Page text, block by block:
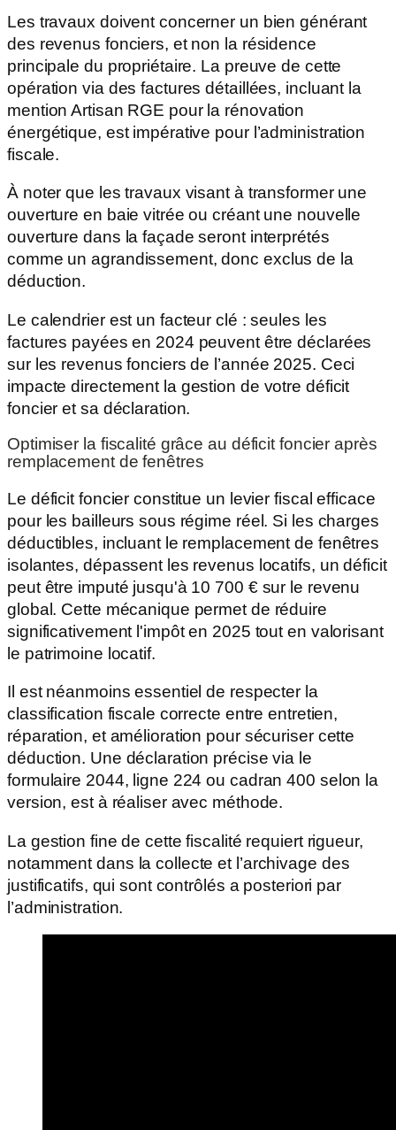
Les travaux doivent concerner un bien générant
des revenus fonciers, et non la résidence
principale du propriétaire. La preuve de cette
opération via des factures détaillées, incluant la
mention Artisan RGE pour la rénovation
énergétique, est impérative pour l’administration
fiscale.
À noter que les travaux visant à transformer une
ouverture en baie vitrée ou créant une nouvelle
ouverture dans la façade seront interprétés
comme un agrandissement, donc exclus de la
déduction.
Le calendrier est un facteur clé : seules les
factures payées en 2024 peuvent être déclarées
sur les revenus fonciers de l’année 2025. Ceci
impacte directement la gestion de votre déficit
foncier et sa déclaration.
Optimiser la fiscalité grâce au déficit foncier après
remplacement de fenêtres
Le déficit foncier constitue un levier fiscal efficace
pour les bailleurs sous régime réel. Si les charges
déductibles, incluant le remplacement de fenêtres
isolantes, dépassent les revenus locatifs, un déficit
peut être imputé jusqu'à 10 700 € sur le revenu
global. Cette mécanique permet de réduire
significativement l'impôt en 2025 tout en valorisant
le patrimoine locatif.
Il est néanmoins essentiel de respecter la
classification fiscale correcte entre entretien,
réparation, et amélioration pour sécuriser cette
déduction. Une déclaration précise via le
formulaire 2044, ligne 224 ou cadran 400 selon la
version, est à réaliser avec méthode.
La gestion fine de cette fiscalité requiert rigueur,
notamment dans la collecte et l’archivage des
justificatifs, qui sont contrôlés a posteriori par
l’administration.